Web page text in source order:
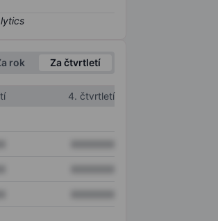
rok Za čtvrtletí
4. čtvrtletí